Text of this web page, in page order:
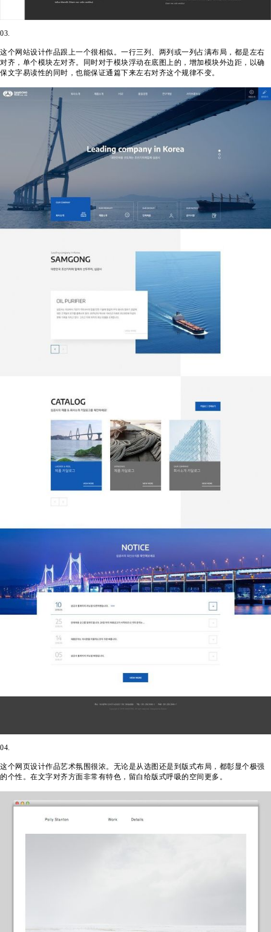
03.
这个网站设计作品跟上一个很相似。一行三列、两列或一列占满布局，都是左右
对齐，单个模块左对齐。同时对于模块浮动在底图上的，增加模块外边距，以确
保文字易读性的同时，也能保证通篇下来左右对齐这个规律不变。
04.
这个网页设计作品艺术氛围很浓。无论是从选图还是到版式布局，都彰显个极强
的个性。在文字对齐方面非常有特色，留白给版式呼吸的空间更多。